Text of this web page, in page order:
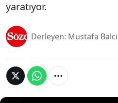
yaratıyor.
Derleyen: Mustafa Balcı